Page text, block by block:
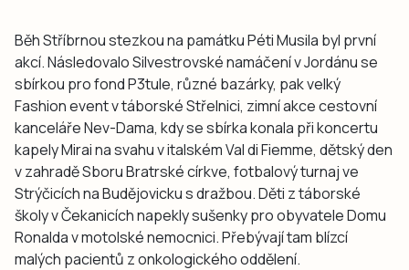
Běh Stříbrnou stezkou na památku Péti Musila byl první
akcí. Následovalo Silvestrovské namáčení v Jordánu se
sbírkou pro fond P3tule, různé bazárky, pak velký
Fashion event v táborské Střelnici, zimní akce cestovní
kanceláře Nev-Dama, kdy se sbírka konala při koncertu
kapely Mirai na svahu v italském Val di Fiemme, dětský den
v zahradě Sboru Bratrské církve, fotbalový turnaj ve
Strýčicích na Budějovicku s dražbou. Děti z táborské
školy v Čekanicích napekly sušenky pro obyvatele Domu
Ronalda v motolské nemocnici. Přebývají tam blízcí
malých pacientů z onkologického oddělení.